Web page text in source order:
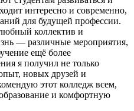
интересно и современно,
для будущей профессии.
коллектив и
— различные мероприятия,
ещё более
я получил не только
новых друзей и
этот колледж всем,
и комфортную